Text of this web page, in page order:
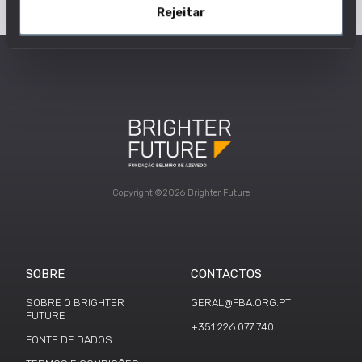
Rejeitar
Copyright ©2026 Brighter Future
SOBRE
SOBRE O BRIGHTER
FUTURE
FONTE DE DADOS
CONTACTOS
GERAL@FBA.ORG.PT
+351 226 077 740